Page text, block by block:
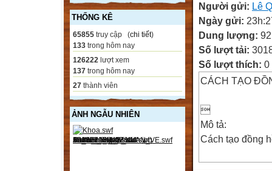
THỐNG KÊ
65855 truy cập (chi tiết)
133 trong hôm nay
126222 lượt xem
137 trong hôm nay
27 thành viên
ẢNH NGẪU NHIÊN
Người gửi: Lê
Ngày gửi:
Dung lượng:
Số lượt tải:
Số lượt thích: 0
CÁCH TẠO

Mô tả:
Cách tạo đồng